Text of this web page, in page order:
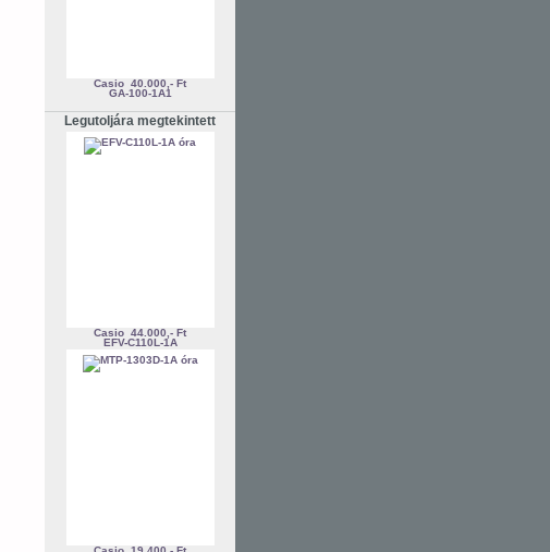
Casio 40.000,- Ft
GA-100-1A1
Legutoljára megtekintett
Casio 44.000,- Ft
EFV-C110L-1A